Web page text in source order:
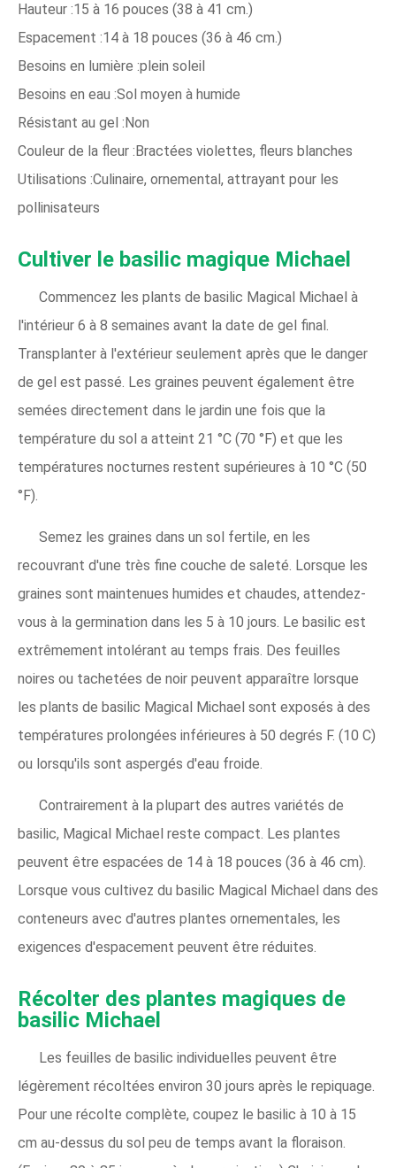
Hauteur :15 à 16 pouces (38 à 41 cm.)
Espacement :14 à 18 pouces (36 à 46 cm.)
Besoins en lumière :plein soleil
Besoins en eau :Sol moyen à humide
Résistant au gel :Non
Couleur de la fleur :Bractées violettes, fleurs blanches
Utilisations :Culinaire, ornemental, attrayant pour les
pollinisateurs
Cultiver le basilic magique Michael
Commencez les plants de basilic Magical Michael à
l'intérieur 6 à 8 semaines avant la date de gel final.
Transplanter à l'extérieur seulement après que le danger
de gel est passé. Les graines peuvent également être
semées directement dans le jardin une fois que la
température du sol a atteint 21 °C (70 °F) et que les
températures nocturnes restent supérieures à 10 °C (50
°F).
Semez les graines dans un sol fertile, en les
recouvrant d'une très fine couche de saleté. Lorsque les
graines sont maintenues humides et chaudes, attendez-
vous à la germination dans les 5 à 10 jours. Le basilic est
extrêmement intolérant au temps frais. Des feuilles
noires ou tachetées de noir peuvent apparaître lorsque
les plants de basilic Magical Michael sont exposés à des
températures prolongées inférieures à 50 degrés F. (10 C)
ou lorsqu'ils sont aspergés d'eau froide.
Contrairement à la plupart des autres variétés de
basilic, Magical Michael reste compact. Les plantes
peuvent être espacées de 14 à 18 pouces (36 à 46 cm).
Lorsque vous cultivez du basilic Magical Michael dans des
conteneurs avec d'autres plantes ornementales, les
exigences d'espacement peuvent être réduites.
Récolter des plantes magiques de
basilic Michael
Les feuilles de basilic individuelles peuvent être
légèrement récoltées environ 30 jours après le repiquage.
Pour une récolte complète, coupez le basilic à 10 à 15
cm au-dessus du sol peu de temps avant la floraison.